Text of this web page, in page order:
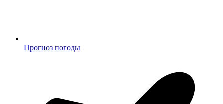
Прогноз погоды